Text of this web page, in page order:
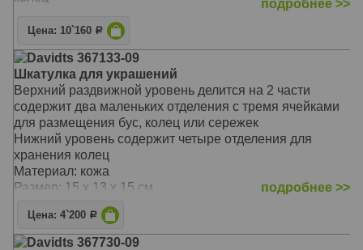
Нижнее потайной ярус шкатулки состоит из двух полых
отделений, что позволит разместить габаритные
Большое полноразмерное зеркало
Шкатулка закрывается на навесной замок
Позолоченная фурнитура
Поставляется в презентабельной фирменной упаковке
Материал: Кожа
Размер: 29 х 21 х 8 см
подробнее >>
Цена: 10`160 Р
Davidts 367133-09
Шкатулка для украшений
Верхний раздвижной уровень делится на 2 части
содержит два маленьких отделения с тремя ячейками
для размещения бус, колец или сережек
Нижний уровень содержит четыре отделения для
хранения колец
Материал: кожа
Размер: 15 х 13 х 15 см
подробнее >>
Цена: 4`200 Р
Davidts 367730-09